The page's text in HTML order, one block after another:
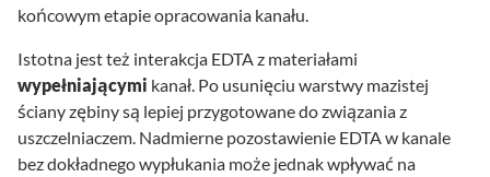
końcowym etapie opracowania kanału.
Istotna jest też interakcja EDTA z materiałami
wypełniającymi kanał. Po usunięciu warstwy mazistej
ściany zębiny są lepiej przygotowane do związania z
uszczelniaczem. Nadmierne pozostawienie EDTA w kanale
bez dokładnego wypłukania może jednak wpływać na